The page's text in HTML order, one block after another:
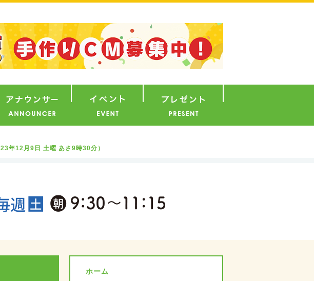
年12月9日 土曜 あさ9時30分）
ホーム